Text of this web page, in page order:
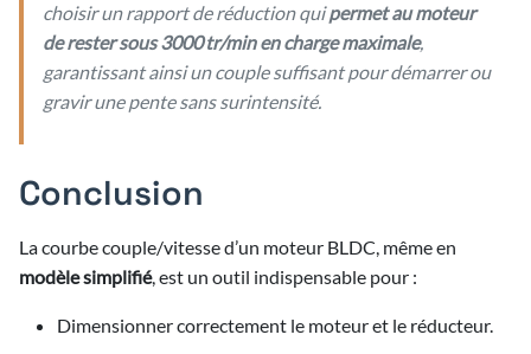
choisir un rapport de réduction quipermet au moteur
de rester sous 3000 tr/min en charge maximale,
garantissant ainsi un couple suffisant pour démarrer ou
gravir une pente sans surintensité.
Conclusion
La courbe couple/vitesse d’un moteur BLDC, même en
modèle simplifié, est un outil indispensable pour :
Dimensionner correctement le moteur et le réducteur.